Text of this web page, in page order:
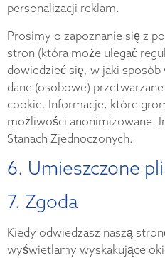
personalizacji reklam.
Prosimy o zapoznanie się z
stron (która może ulegać
dowiedzieć się, w jaki
dane (osobowe)
cookie. Informacje, które
możliwości anonimizowane.
Stanach Zjednoczonych.
6. Umieszczone
7. Zgoda
Kiedy odwiedzasz naszą
wyświetlamy wyskakujące